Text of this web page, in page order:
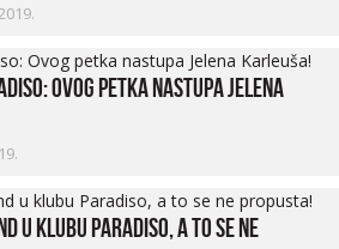
Ovog petka nastupa Jelena
u klubu Paradiso, a to se ne